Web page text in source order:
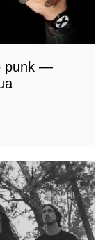
punk —